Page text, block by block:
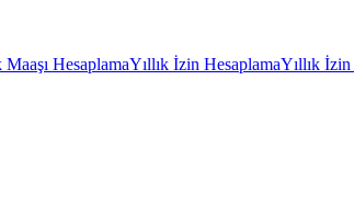
HesaplamaYıllık İzin HesaplamaYıllık